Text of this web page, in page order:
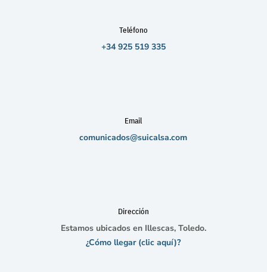
Teléfono
+34 925 519 335
Email
comunicados@suicalsa.com
Dirección
Estamos ubicados en Illescas, Toledo.
¿Cómo llegar (clic aquí)?